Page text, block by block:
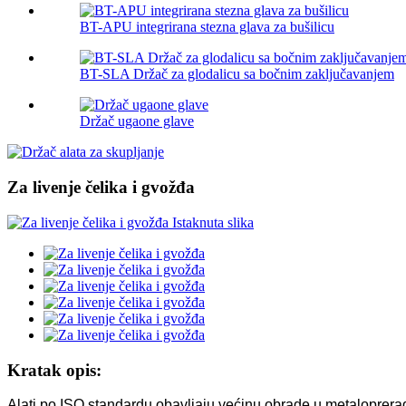
BT-APU integrirana stezna glava za bušilicu
BT-SLA Držač za glodalicu sa bočnim zaključavanjem
Držač ugaone glave
Za livenje čelika i gvožđa
Kratak opis: